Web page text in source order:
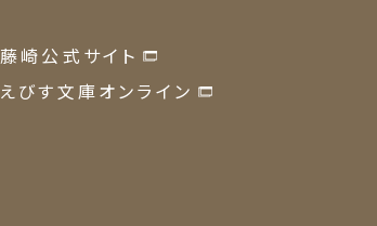
藤崎公式サイト
えびす文庫オンライン